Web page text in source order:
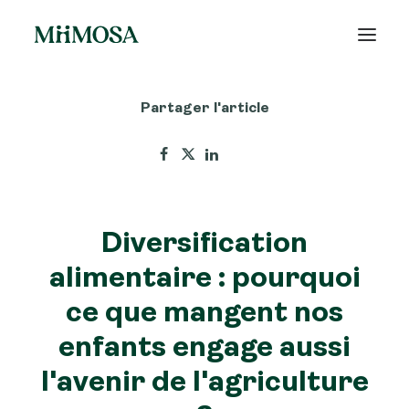
Découvrir MiiMOSA
Recherche
Partager l'article
Diversification
alimentaire : pourquoi
ce que mangent nos
enfants engage aussi
l'avenir de l'agriculture